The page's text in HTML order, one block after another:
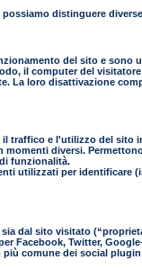
distinguere
del sito e sono
il computer del
La loro disattivazione
traffico e l'utilizzo del
momenti diversi.
funzionalità.
utilizzati per identificare
dal sito visitato
Facebook, Twitter,
comune dei social